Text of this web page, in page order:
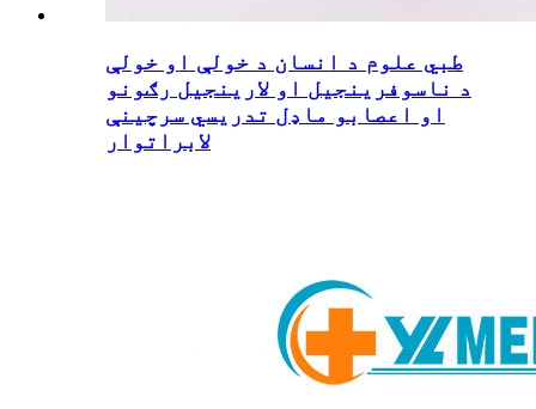
طبي علوم د انسان د خولې او خولې
د ناسوفرینجیل او لارینجیل رګونو
او اعصابو ماډل تدریسي سرچینې
لابراتوار